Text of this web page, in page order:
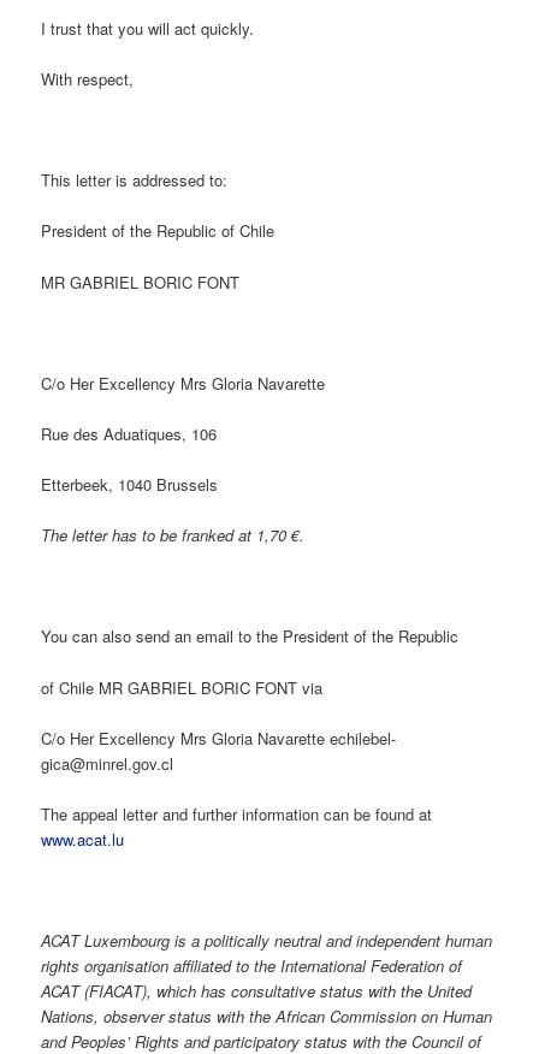
I trust that you will act quickly.
With respect,
This letter is addressed to:
President of the Republic of Chile
MR GABRIEL BORIC FONT
C/o Her Excellency Mrs Gloria Navarette
Rue des Aduatiques, 106
Etterbeek, 1040 Brussels
The letter has to be franked at 1,70 €.
You can also send an email to the President of the Republic
of Chile MR GABRIEL BORIC FONT via
C/o Her Excellency Mrs Gloria Navarette echilebel-
gica@minrel.gov.cl
The appeal letter and further information can be found at
www.acat.lu
ACAT Luxembourg is a politically neutral and independent human
rights organisation affiliated to the International Federation of
ACAT (FIACAT), which has consultative status with the United
Nations, observer status with the African Commission on Human
and Peoples’ Rights and participatory status with the Council of